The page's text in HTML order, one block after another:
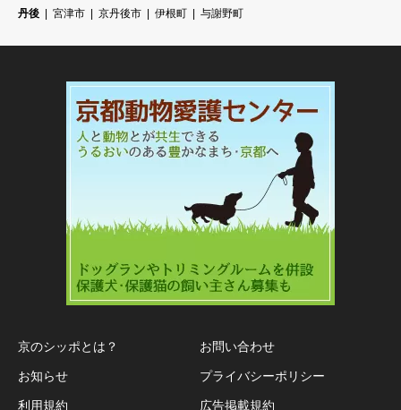
丹後
宮津市 京丹後市 伊根町 与謝野町
京のシッポとは？
お知らせ
利用規約
お問い合わせ
プライバシーポリシー
広告掲載規約